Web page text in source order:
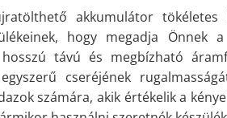
akkumulátor tökéletes
hogy megadja Önnek
hosszú távú és megbízható
cseréjének
számára, akik értékelik a